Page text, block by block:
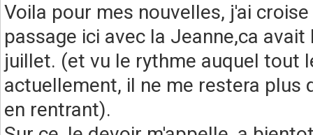
Voila pour mes nouvelles, j'ai
passage ici avec la Jeanne,ca
juillet. (et vu le rythme auquel tout
actuellement, il ne me restera plus
en rentrant).